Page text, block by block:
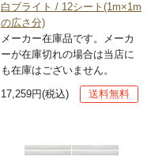
白ブライト / 12シート(1m×1m
の広さ分)
メーカー在庫品です。メーカ
ーが在庫切れの場合は当店に
も在庫はございません。
17,259円(税込)
送料無料